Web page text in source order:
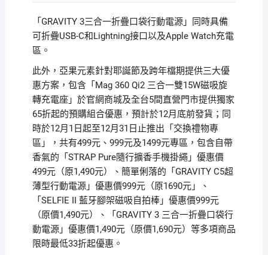
「GRAVITY 3三合一折疊口袋行動電源」同時具備
可折疊USB-C和Lightning接口以及Apple Watch充電
區。
此外，亞果元素針對耶誕節及跨年檔期提供三大優
惠方案，包含「Mag 360 Qi2 三合一雙15W磁吸旋
轉充電座」於官網商城及全台5間直營門市提供獨家
65折起的預購組合優惠，預計於12月底前發貨；同
時於12月1日起至12月31日止推出「交換禮物專
區」，共有499元、999元及1499元專區，包含自帶
香氣的「STRAP Pure隨行擴香手機掛繩」優惠價
499元（原1,490元）、簡單俐落的「GRAVITY C5超
薄型行動電源」優惠價999元（原1690元」、
「SELFIE II 藍牙腳架磁吸自拍棒」優惠價999元
（原價1,490元）、「GRAVITY 3 三合一折疊口袋行
動電源」優惠價1,490元（原價1,690元）等多項商品
限時最低33折起優惠。